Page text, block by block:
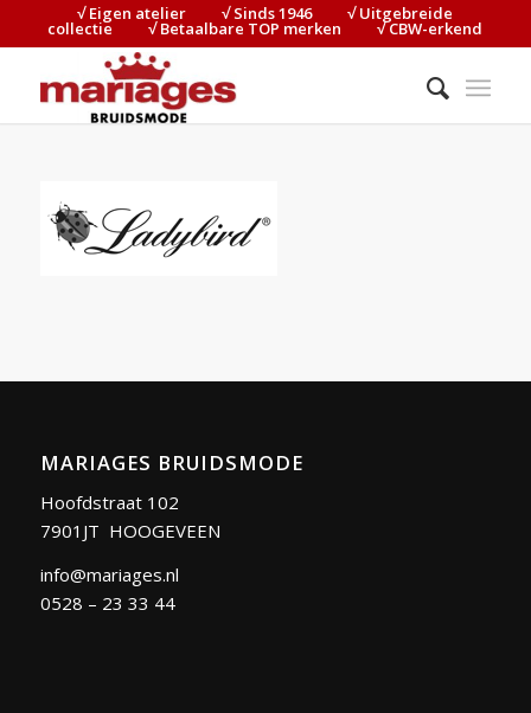
√ Eigen atelier⠀⠀⠀√ Sinds 1946⠀⠀⠀√ Uitgebreide
collectie⠀⠀⠀√ Betaalbare TOP merken⠀⠀⠀√ CBW-erkend
MARIAGES BRUIDSMODE
Hoofdstraat 102
7901JT HOOGEVEEN
info@mariages.nl
0528 – 23 33 44